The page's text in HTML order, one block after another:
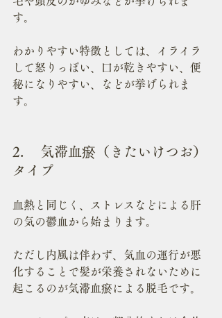
す。
わかりやすい特徴としては、イライラ
して怒りっぽい、口が乾きやすい、便
秘になりやすい、などが挙げられま
す。
2.	気滞血瘀（きたいけつお）
タイプ
血熱と同じく、ストレスなどによる肝
の気の鬱血から始まります。
ただし内風は伴わず、気血の運行が悪
化することで髪が栄養されないために
起こるのが気滞血瘀による脱毛です。